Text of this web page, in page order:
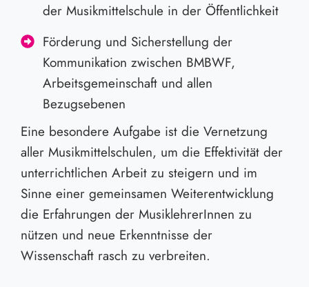
der Musikmittelschule in der Öffentlichkeit
Förderung und Sicherstellung der
Kommunikation zwischen BMBWF,
Arbeitsgemeinschaft und allen
Bezugsebenen
Eine besondere Aufgabe ist die Vernetzung
aller Musikmittelschulen, um die Effektivität der
unterrichtlichen Arbeit zu steigern und im
Sinne einer gemeinsamen Weiterentwicklung
die Erfahrungen der MusiklehrerInnen zu
nützen und neue Erkenntnisse der
Wissenschaft rasch zu verbreiten.